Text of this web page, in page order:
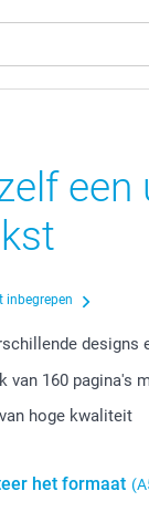
inbegrepen
van 160 pagina's
hoge kwaliteit
het formaat